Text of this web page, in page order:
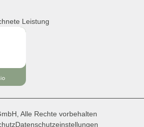
Leistung
Alle Rechte vorbehalten
Datenschutzeinstellungen